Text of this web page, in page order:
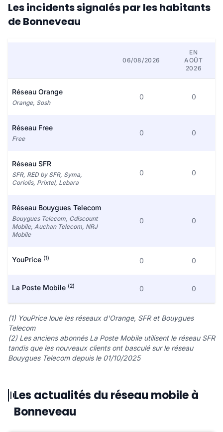
Les incidents signalés par les habitants
de Bonneveau
06/08/2026
EN
AOÛT
2026
Réseau Orange
Orange, Sosh
0 0
Réseau Free
Free
0 0
Réseau SFR
SFR, RED by SFR, Syma,
Coriolis, Prixtel, Lebara
0 0
Réseau Bouygues Telecom
Bouygues Telecom, Cdiscount
Mobile, Auchan Telecom, NRJ
Mobile
0 0
YouPrice (1) 0 0
La Poste Mobile (2) 0 0
(1) YouPrice loue les réseaux d'Orange, SFR et Bouygues
Telecom
(2) Les anciens abonnés La Poste Mobile utilisent le réseau SFR
tandis que les nouveaux clients ont basculé sur le réseau
Bouygues Telecom depuis le 01/10/2025
Les actualités du réseau mobile à
Bonneveau